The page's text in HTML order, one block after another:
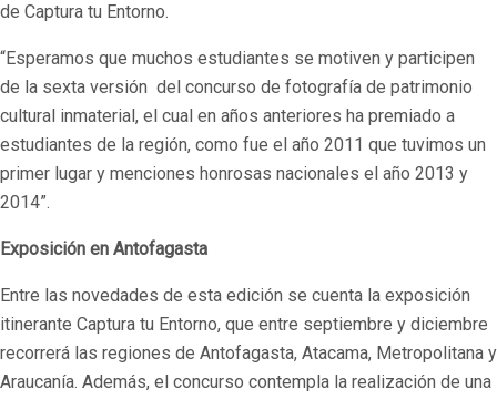
de Captura tu Entorno.
“Esperamos que muchos estudiantes se motiven y participen
de la sexta versión del concurso de fotografía de patrimonio
cultural inmaterial, el cual en años anteriores ha premiado a
estudiantes de la región, como fue el año 2011 que tuvimos un
primer lugar y menciones honrosas nacionales el año 2013 y
2014”.
Exposición en Antofagasta
Entre las novedades de esta edición se cuenta la exposición
itinerante Captura tu Entorno, que entre septiembre y diciembre
recorrerá las regiones de Antofagasta, Atacama, Metropolitana y
Araucanía. Además, el concurso contempla la realización de una